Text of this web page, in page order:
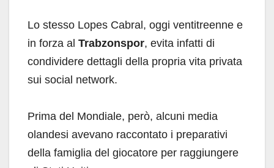
Lo stesso Lopes Cabral, oggi ventitreenne e
in forza al Trabzonspor, evita infatti di
condividere dettagli della propria vita privata
sui social network.
Prima del Mondiale, però, alcuni media
olandesi avevano raccontato i preparativi
della famiglia del giocatore per raggiungere